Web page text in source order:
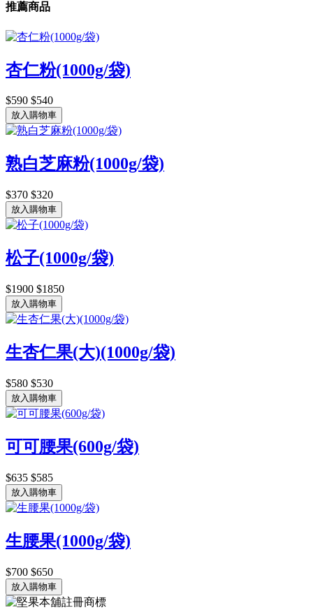
推薦商品
杏仁粉(1000g/袋)
$590 $540
放入購物車
熟白芝麻粉(1000g/袋)
$370 $320
放入購物車
松子(1000g/袋)
$1900 $1850
放入購物車
生杏仁果(大)(1000g/袋)
$580 $530
放入購物車
可可腰果(600g/袋)
$635 $585
放入購物車
生腰果(1000g/袋)
$700 $650
放入購物車